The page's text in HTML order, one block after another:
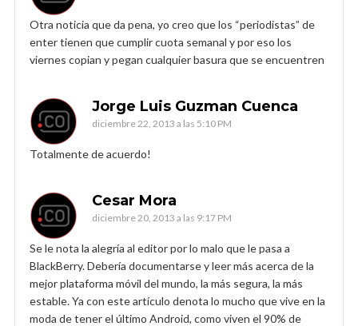
Otra noticia que da pena, yo creo que los “periodistas” de
enter tienen que cumplir cuota semanal y por eso los
viernes copian y pegan cualquier basura que se encuentren
Jorge Luis Guzman Cuenca
diciembre 22, 2013 a las 5:10 PM
Totalmente de acuerdo!
Cesar Mora
diciembre 20, 2013 a las 9:17 PM
Se le nota la alegría al editor por lo malo que le pasa a
BlackBerry. Debería documentarse y leer más acerca de la
mejor plataforma móvil del mundo, la más segura, la más
estable. Ya con este artículo denota lo mucho que vive en la
moda de tener el último Android, como viven el 90% de